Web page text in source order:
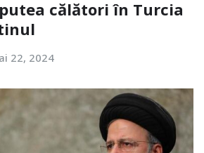
călători în Turcia
22, 2024